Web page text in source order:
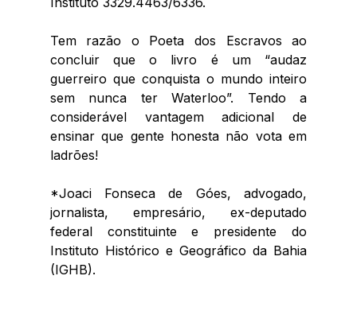
Tem razão o Poeta dos Escravos ao
concluir que o livro é um “audaz
guerreiro que conquista o mundo inteiro
sem nunca ter Waterloo”. Tendo a
considerável vantagem adicional de
ensinar que gente honesta não vota em
ladrões!
*Joaci Fonseca de Góes, advogado,
jornalista, empresário, ex-deputado
federal constituinte e presidente do
Instituto Histórico e Geográfico da Bahia
(IGHB).